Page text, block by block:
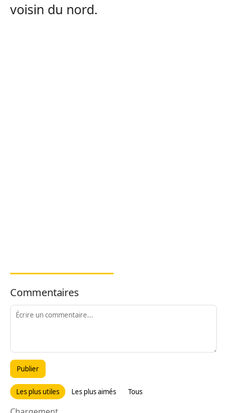
voisin du nord.
Commentaires
Publier
Les plus utiles Les plus aimés Tous